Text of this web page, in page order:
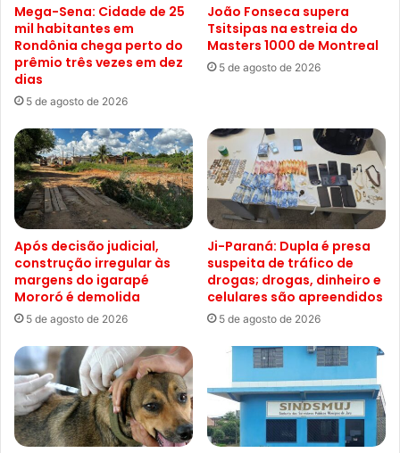
Mega-Sena: Cidade de 25
mil habitantes em
Rondônia chega perto do
prêmio três vezes em dez
dias
5 de agosto de 2026
João Fonseca supera
Tsitsipas na estreia do
Masters 1000 de Montreal
5 de agosto de 2026
Após decisão judicial,
construção irregular às
margens do igarapé
Mororó é demolida
5 de agosto de 2026
Ji-Paraná: Dupla é presa
suspeita de tráfico de
drogas; drogas, dinheiro e
celulares são apreendidos
5 de agosto de 2026